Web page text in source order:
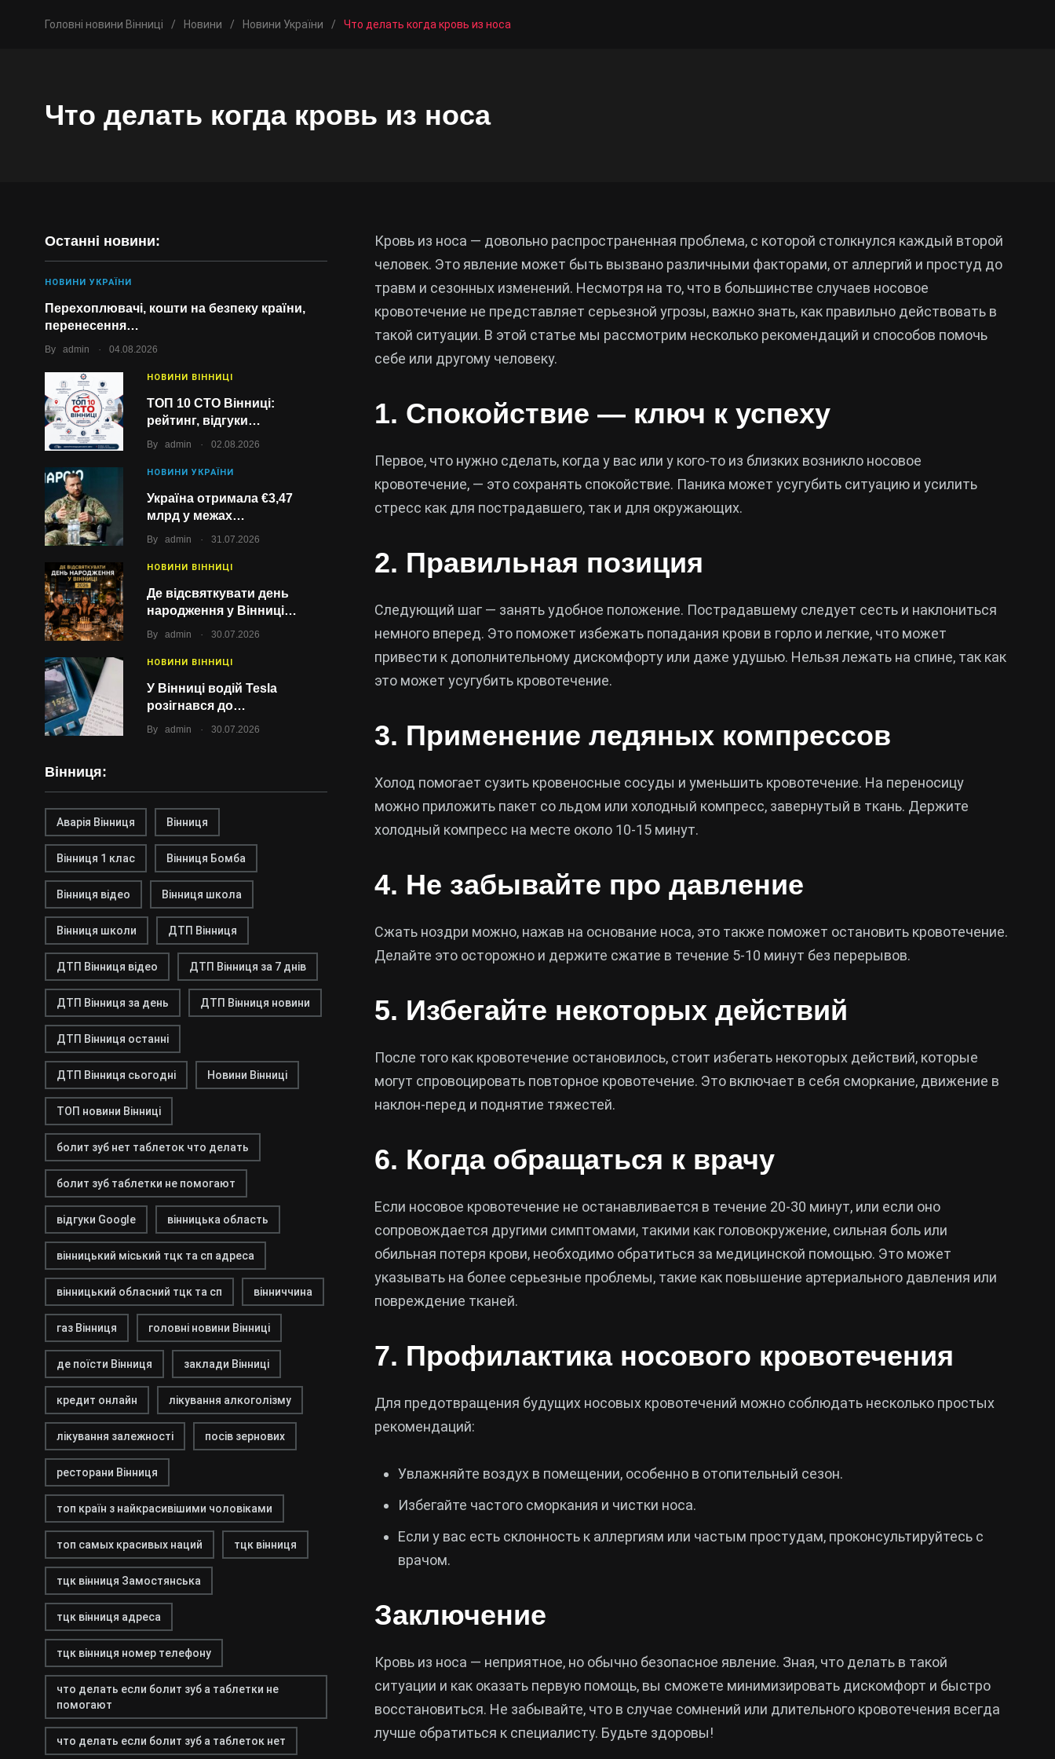
Головні новини Вінниці / Новини / Новини України / Что делать когда кровь из носа
Что делать когда кровь из носа
Останні новини:
НОВИНИ УКРАЇНИ
Перехоплювачі, кошти на безпеку країни,
перенесення…
By admin . 04.08.2026
НОВИНИ ВІННИЦІ
ТОП 10 СТО Вінниці:
рейтинг, відгуки…
By admin . 02.08.2026
НОВИНИ УКРАЇНИ
Україна отримала €3,47
млрд у межах…
By admin . 31.07.2026
НОВИНИ ВІННИЦІ
Де відсвяткувати день
народження у Вінниці…
By admin . 30.07.2026
НОВИНИ ВІННИЦІ
У Вінниці водій Tesla
розігнався до…
By admin . 30.07.2026
Вінниця:
Аварія Вінниця Вінниця
Вінниця 1 клас Вінниця Бомба
Вінниця відео Вінниця школа
Вінниця школи ДТП Вінниця
ДТП Вінниця відео ДТП Вінниця за 7 днів
ДТП Вінниця за день ДТП Вінниця новини
ДТП Вінниця останні
ДТП Вінниця сьогодні Новини Вінниці
ТОП новини Вінниці
болит зуб нет таблеток что делать
болит зуб таблетки не помогают
відгуки Google вінницька область
вінницький міський тцк та сп адреса
вінницький обласний тцк та сп вінниччина
газ Вінниця головні новини Вінниці
де поїсти Вінниця заклади Вінниці
кредит онлайн лікування алкоголізму
лікування залежності посів зернових
ресторани Вінниця
топ країн з найкрасивішими чоловіками
топ самых красивых наций тцк вінниця
тцк вінниця Замостянська
тцк вінниця адреса
тцк вінниця номер телефону
что делать если болит зуб а таблетки не
помогают
что делать если болит зуб а таблеток нет
Кровь из носа — довольно распространенная проблема, с которой столкнулся каждый второй
человек. Это явление может быть вызвано различными факторами, от аллергий и простуд до
травм и сезонных изменений. Несмотря на то, что в большинстве случаев носовое
кровотечение не представляет серьезной угрозы, важно знать, как правильно действовать в
такой ситуации. В этой статье мы рассмотрим несколько рекомендаций и способов помочь
себе или другому человеку.
1. Спокойствие — ключ к успеху
Первое, что нужно сделать, когда у вас или у кого-то из близких возникло носовое
кровотечение, — это сохранять спокойствие. Паника может усугубить ситуацию и усилить
стресс как для пострадавшего, так и для окружающих.
2. Правильная позиция
Следующий шаг — занять удобное положение. Пострадавшему следует сесть и наклониться
немного вперед. Это поможет избежать попадания крови в горло и легкие, что может
привести к дополнительному дискомфорту или даже удушью. Нельзя лежать на спине, так как
это может усугубить кровотечение.
3. Применение ледяных компрессов
Холод помогает сузить кровеносные сосуды и уменьшить кровотечение. На переносицу
можно приложить пакет со льдом или холодный компресс, завернутый в ткань. Держите
холодный компресс на месте около 10-15 минут.
4. Не забывайте про давление
Сжать ноздри можно, нажав на основание носа, это также поможет остановить кровотечение.
Делайте это осторожно и держите сжатие в течение 5-10 минут без перерывов.
5. Избегайте некоторых действий
После того как кровотечение остановилось, стоит избегать некоторых действий, которые
могут спровоцировать повторное кровотечение. Это включает в себя сморкание, движение в
наклон-перед и поднятие тяжестей.
6. Когда обращаться к врачу
Если носовое кровотечение не останавливается в течение 20-30 минут, или если оно
сопровождается другими симптомами, такими как головокружение, сильная боль или
обильная потеря крови, необходимо обратиться за медицинской помощью. Это может
указывать на более серьезные проблемы, такие как повышение артериального давления или
повреждение тканей.
7. Профилактика носового кровотечения
Для предотвращения будущих носовых кровотечений можно соблюдать несколько простых
рекомендаций:
Увлажняйте воздух в помещении, особенно в отопительный сезон.
Избегайте частого сморкания и чистки носа.
Если у вас есть склонность к аллергиям или частым простудам, проконсультируйтесь с
врачом.
Заключение
Кровь из носа — неприятное, но обычно безопасное явление. Зная, что делать в такой
ситуации и как оказать первую помощь, вы сможете минимизировать дискомфорт и быстро
восстановиться. Не забывайте, что в случае сомнений или длительного кровотечения всегда
лучше обратиться к специалисту. Будьте здоровы!